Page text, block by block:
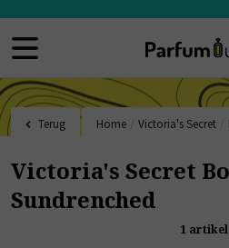
Terug Home Victoria's Secret
Victoria's Secret
Sundrenched
1 artikel